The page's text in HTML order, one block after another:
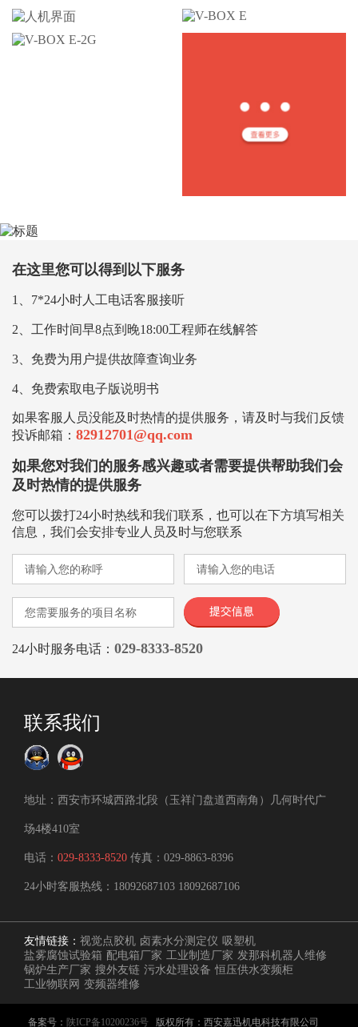
在这里您可以得到以下服务
1、7*24小时人工电话客服接听
2、工作时间早8点到晚18:00工程师在线解答
3、免费为用户提供故障查询业务
4、免费索取电子版说明书
如果客服人员没能及时热情的提供服务，请及时与我们反馈
投诉邮箱： 82912701@qq.com
如果您对我们的服务感兴趣或者需要提供帮助我们会
及时热情的提供服务
您可以拨打24小时热线和我们联系，也可以在下方填写相关
信息，我们会安排专业人员及时与您联系
24小时服务电话： 029-8333-8520
联系我们
地址：西安市环城西路北段（玉祥门盘道西南角）几何时代广
场4楼410室
电话： 029-8333-8520 传真：029-8863-8396
24小时客服热线： 18092687103 18092687106
友情链接： 视觉点胶机 卤素水分测定仪 吸塑机
盐雾腐蚀试验箱 配电箱厂家 工业制造厂家 发那科机器人维修
锅炉生产厂家 搜外友链 污水处理设备 恒压供水变频柜
工业物联网 变频器维修
备案号： 陕ICP备10200236号版权所有：西安嘉迅机电科技有限公司